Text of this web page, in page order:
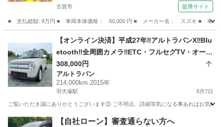
古賀市 提携サイト
■ 支払総額: 9万円 ■ 車両本体価格： 60,000 円 ■ メーカー名： スズキ ■ 車種名
ワゴンＲ
【オンライン決済】平成27年‼️アルトラパンX‼️Blu
etooth‼️全周囲カメラ‼️ETC・フルセグTV・オート
ライト・プッシュスタート・レーンアシスト・衝
突軽減アシスト‼️車検2年付‼️
308,000円
アルトラパン
214,000km 2015年
羽犬塚駅 8月7日
ご覧いただき誠にありがとうございます😊 ご不明点、詳細等気になる事あればお気
福岡 八女市 羽犬塚駅 アルトラパン 車両
【自社ローン】審査通らない方へ